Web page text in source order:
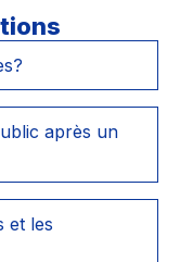
après un
et les